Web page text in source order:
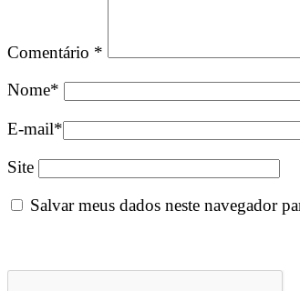
Comentário *
Nome*
E-mail*
Site
Salvar meus dados neste navegador